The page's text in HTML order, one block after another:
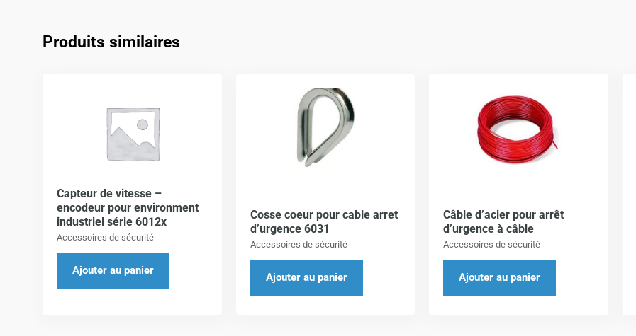
Produits similaires
Capteur de vitesse –
encodeur pour environment
industriel série 6012x
Accessoires de sécurité
Ajouter au panier
Cosse coeur pour cable arret
d’urgence 6031
Accessoires de sécurité
Ajouter au panier
Câble d’acier pour arrêt
d’urgence à câble
Accessoires de sécurité
Ajouter au panier